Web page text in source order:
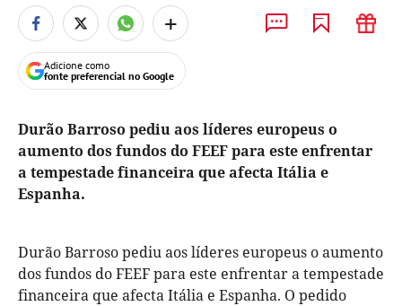
+
Adicione como
fonte preferencial no Google
Durão Barroso pediu aos líderes europeus o
aumento dos fundos do FEEF para este enfrentar
a tempestade financeira que afecta Itália e
Espanha.
Durão Barroso pediu aos líderes europeus o aumento
dos fundos do FEEF para este enfrentar a tempestade
financeira que afecta Itália e Espanha. O pedido